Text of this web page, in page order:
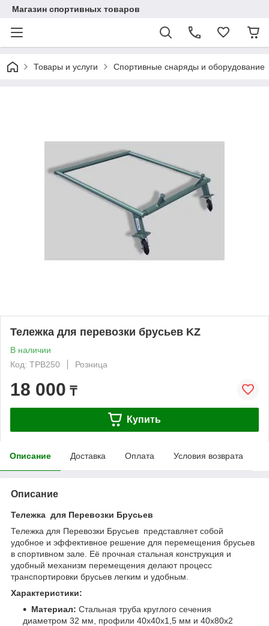
Магазин спортивных товаров
Товары и услуги Спортивные снаряды и оборудование
Тележка для перевозки брусьев KZ
В наличии
Код: TPB250
Розница
18 000 ₸
Купить
Описание Доставка Оплата Условия возврата
Описание
Тележка для Перевозки Брусьев
Тележка для Перевозки Брусьев представляет собой
удобное и эффективное решение для перемещения брусьев
в спортивном зале. Её прочная стальная конструкция и
удобный механизм перемещения делают процесс
транспортировки брусьев легким и удобным.
Характеристики:
Материал: Стальная труба круглого сечения
диаметром 32 мм, профили 40х40х1,5 мм и 40х80х2